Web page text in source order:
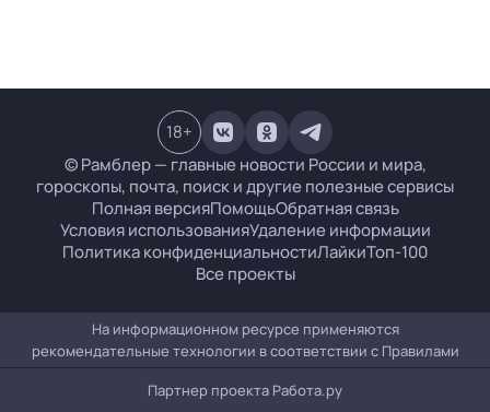
© Рамблер — главные новости России и мира,
гороскопы, почта, поиск и другие полезные сервисы
Полная версияПомощьОбратная связь
Условия использованияУдаление информации
Политика конфиденциальностиЛайкиТоп-100
Все проекты
18+
На информационном ресурсе применяются
рекомендательные технологии в соответствии с Правилами
Партнер проекта Работа.ру